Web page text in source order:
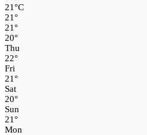
21°C
21°
21°
20°
Thu
22°
Fri
21°
Sat
20°
Sun
21°
Mon